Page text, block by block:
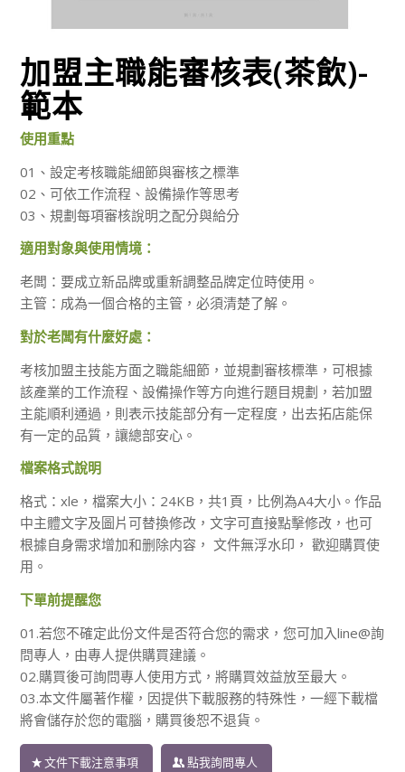
加盟主職能審核表(茶飲)-
範本
使用重點
01、設定考核職能細節與審核之標準
02、可依工作流程、設備操作等思考
03、規劃每項審核說明之配分與給分
適用對象與使用情境：
老闆：要成立新品牌或重新調整品牌定位時使用。
主管：成為一個合格的主管，必須清楚了解。
對於老闆有什麼好處：
考核加盟主技能方面之職能細節，並規劃審核標準，可根據
該產業的工作流程、設備操作等方向進行題目規劃，若加盟
主能順利通過，則表示技能部分有一定程度，出去拓店能保
有一定的品質，讓總部安心。
檔案格式說明
格式：xle，檔案大小：24KB，共1頁，比例為A4大小。作品
中主體文字及圖片可替換修改，文字可直接點擊修改，也可
根據自身需求增加和删除内容， 文件無浮水印， 歡迎購買使
用。
下單前提醒您
01.若您不確定此份文件是否符合您的需求，您可加入line@詢
問專人，由專人提供購買建議。
02.購買後可詢問專人使用方式，將購買效益放至最大。
03.本文件屬著作權，因提供下載服務的特殊性，一經下載檔
將會儲存於您的電腦，購買後恕不退貨。
文件下載注意事項 點我詢問專人